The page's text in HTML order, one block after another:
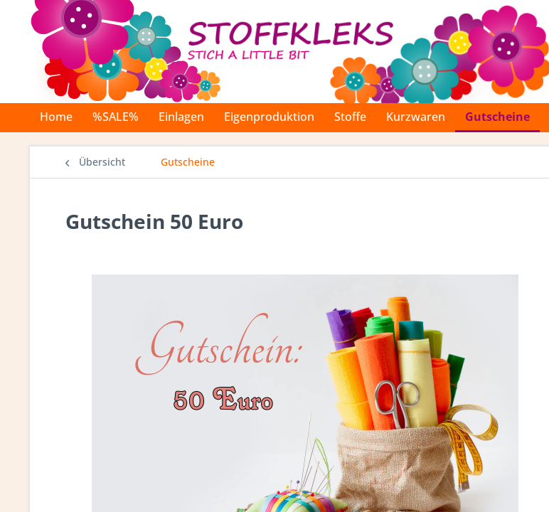
Home %SALE% Einlagen Eigenproduktion Stoffe Kurzwaren Gutscheine
Übersicht Gutscheine
Gutschein 50 Euro